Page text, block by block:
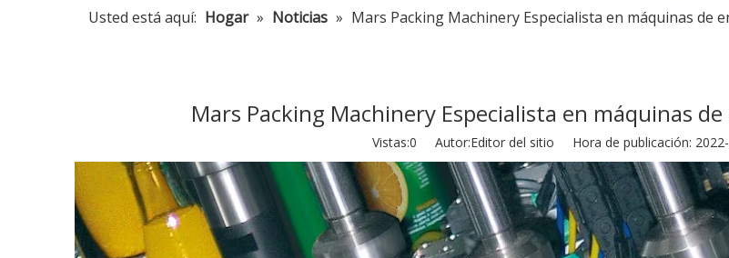
Usted está aquí: Hogar » Noticias » Mars Packing Machinery Especialista en máquinas de
Mars Packing Machinery Especialista en máquinas
Vistas:0 Autor:Editor del sitio Hora de publicación: